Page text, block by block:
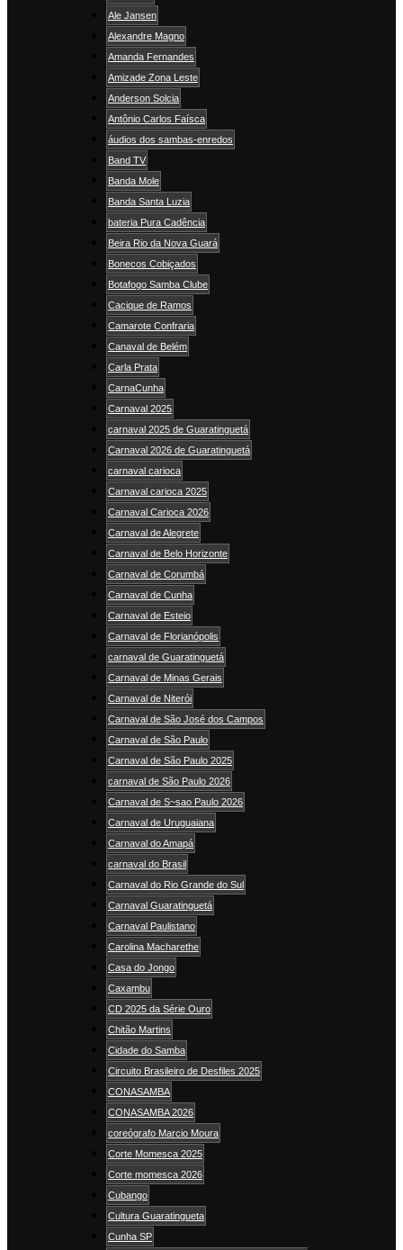
Ale Jansen
Alexandre Magno
Amanda Fernandes
Amizade Zona Leste
Anderson Solcia
Antônio Carlos Faísca
áudios dos sambas-enredos
Band TV
Banda Mole
Banda Santa Luzia
bateria Pura Cadência
Beira Rio da Nova Guará
Bonecos Cobiçados
Botafogo Samba Clube
Cacique de Ramos
Camarote Confraria
Canaval de Belém
Carla Prata
CarnaCunha
Carnaval 2025
carnaval 2025 de Guaratinguetá
Carnaval 2026 de Guaratinguetá
carnaval carioca
Carnaval carioca 2025
Carnaval Carioca 2026
Carnaval de Alegrete
Carnaval de Belo Horizonte
Carnaval de Corumbá
Carnaval de Cunha
Carnaval de Esteio
Carnaval de Florianópolis
carnaval de Guaratinguetá
Carnaval de Minas Gerais
Carnaval de Niterói
Carnaval de São José dos Campos
Carnaval de São Paulo
Carnaval de São Paulo 2025
carnaval de São Paulo 2026
Carnaval de S~sao Paulo 2026
Carnaval de Uruguaiana
Carnaval do Amapá
carnaval do Brasil
Carnaval do Rio Grande do Sul
Carnaval Guaratinguetá
Carnaval Paulistano
Carolina Macharethe
Casa do Jongo
Caxambu
CD 2025 da Série Ouro
Chitão Martins
Cidade do Samba
Circuito Brasileiro de Desfiles 2025
CONASAMBA
CONASAMBA 2026
coreógrafo Marcio Moura
Corte Momesca 2025
Corte momesca 2026
Cubango
Cultura Guaratingueta
Cunha SP